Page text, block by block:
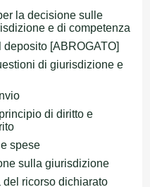
la decisione sulle
e di competenza
[ABROGATO]
di giurisdizione e
di diritto e
spese
sulla giurisdizione
ricorso dichiarato